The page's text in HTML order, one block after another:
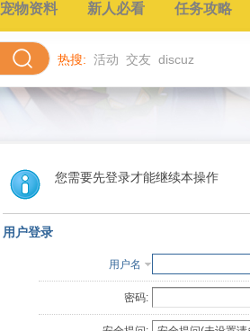
宠物资料 新人必看 任务攻略
热搜: 活动 交友 discuz
您需要先登录才能继续本操作
用户登录
用户名
密码: